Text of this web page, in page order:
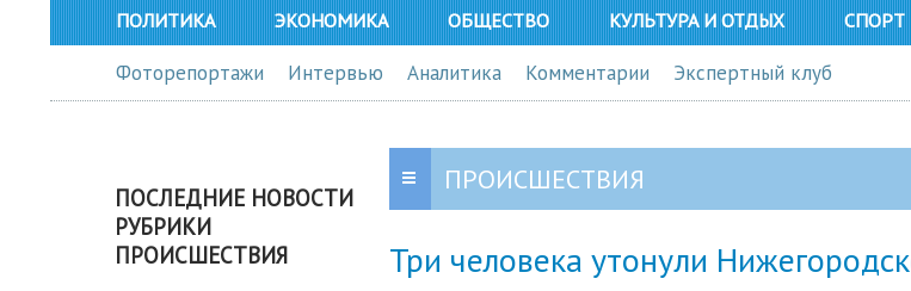
ПОЛИТИКА ЭКОНОМИКА ОБЩЕСТВО КУЛЬТУРА И ОТДЫХ СПОРТ
Фоторепортажи Интервью Аналитика Комментарии Экспертный клуб
ПОСЛЕДНИЕ НОВОСТИ
РУБРИКИ
ПРОИСШЕСТВИЯ
ПРОИСШЕСТВИЯ
Три человека утонули